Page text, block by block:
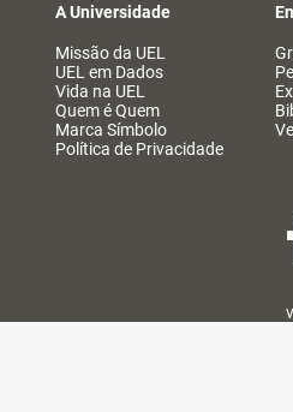
A Universidade
Missão da UEL
UEL em Dados
Vida na UEL
Quem é Quem
Marca Símbolo
Política de Privacidade